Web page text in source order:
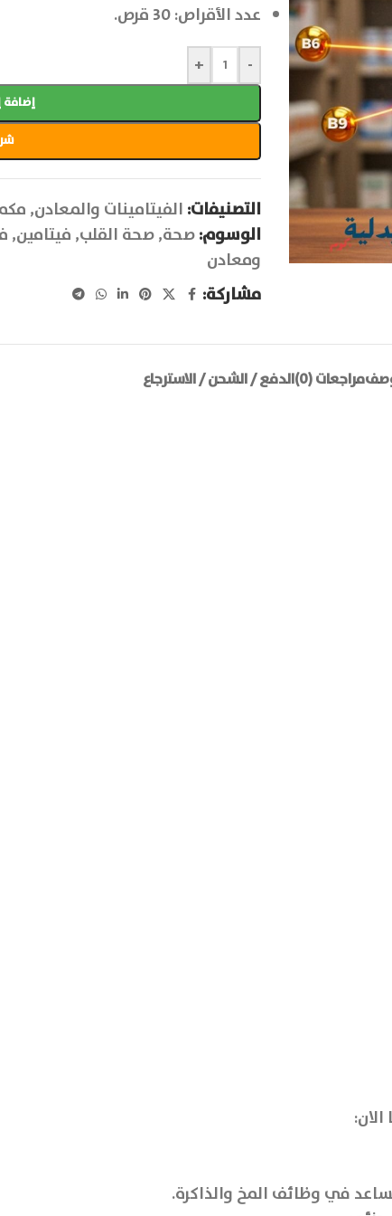
عدد الأقراص: 30 قرص.
-
+
إضافة
التصنيفات: الفيتامينات والمعادن,
الوسوم:صحة,صحة القلب, فيتامين,
ومعادن
مشاركة:
مراجعات (0) الدفع / الشحن / الاسترجاع
في وظائف المخ والذاكرة.